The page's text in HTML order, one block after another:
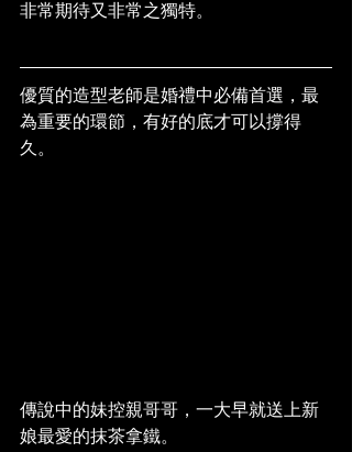
非常期待又非常之獨特。
優質的造型老師是婚禮中必備首選，最
為重要的環節，有好的底才可以撐得
久。
傳說中的妹控親哥哥，一大早就送上新
娘最愛的抹茶拿鐵。